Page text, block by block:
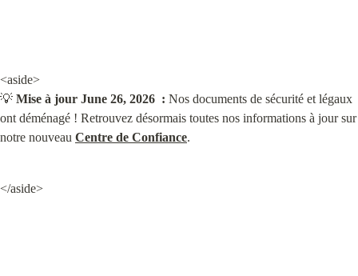
<aside>
💡 Mise à jour June 26, 2026  : Nos documents de sécurité et légaux
ont déménagé ! Retrouvez désormais toutes nos informations à jour sur
notre nouveau Centre de Confiance.
</aside>